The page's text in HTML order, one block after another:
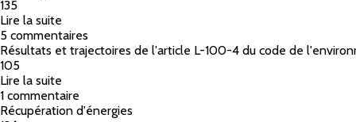
135
Lire la suite
5 commentaires
Résultats et trajectoires de l'article L-100-4 du code de
105
Lire la suite
1 commentaire
Récupération d'énergies